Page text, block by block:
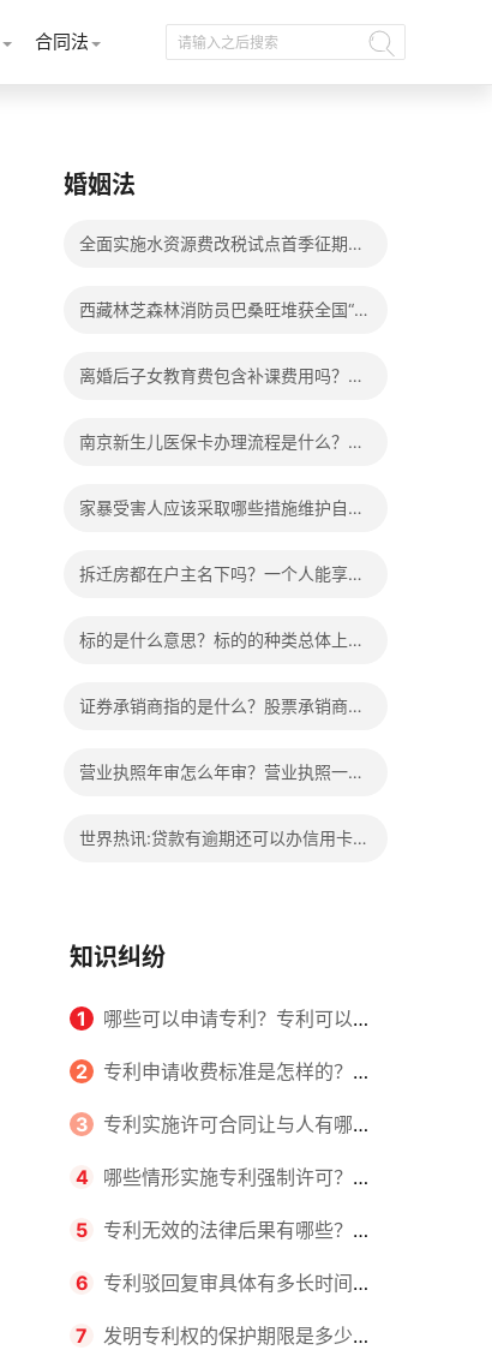
合同法
婚姻法
全面实施水资源费改税试点首季征期整
西藏林芝森林消防员巴桑旺堆获全国“火
离婚后子女教育费包含补课费用吗？离
南京新生儿医保卡办理流程是什么？办
家暴受害人应该采取哪些措施维护自己
拆迁房都在户主名下吗？一个人能享受
标的是什么意思？标的的种类总体上包
证券承销商指的是什么？股票承销商职
营业执照年审怎么年审？营业执照一般
世界热讯:贷款有逾期还可以办信用卡
知识纠纷
1 哪些可以申请专利？专利可以同
时多个人一起申请吗？
2 专利申请收费标准是怎样的？申
请不同类型的专利所需要的钱不同
3 专利实施许可合同让与人有哪些
主要义务？专利实施许可合同与专利
许可合同有什么区别？
4 哪些情形实施专利强制许可？专
利强制许可的前提条件是什么？
5 专利无效的法律后果有哪些？专
利的无效情形有哪些？
6 专利驳回复审具体有多长时间？
哪些情况下专利申请可能被驳回？
7 发明专利权的保护期限是多少